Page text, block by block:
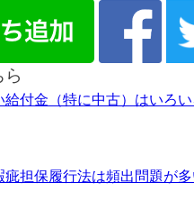
給付金（特に中古）はいろ
疵担保履行法は頻出問題が多